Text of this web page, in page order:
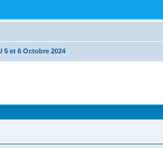
5 et 6 Octobre 2024